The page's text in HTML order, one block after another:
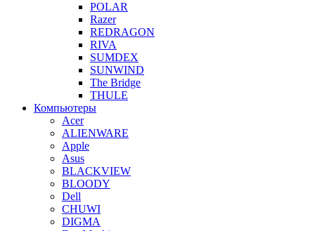
POLAR
Razer
REDRAGON
RIVA
SUMDEX
SUNWIND
The Bridge
THULE
Компьютеры
Acer
ALIENWARE
Apple
Asus
BLACKVIEW
BLOODY
Dell
CHUWI
DIGMA